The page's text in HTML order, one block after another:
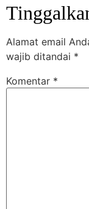
Alamat email
wajib ditandai *
Komentar *